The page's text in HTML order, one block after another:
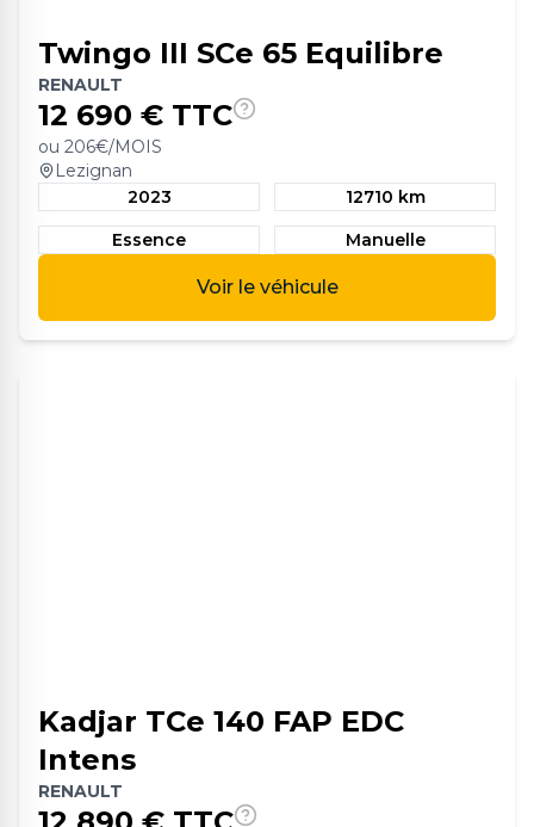
Twingo III SCe 65 Equilibre
RENAULT
12 690 € TTC
ou 206€/MOIS
Lezignan
2023
12710 km
Essence
Manuelle
Voir le véhicule
Kadjar TCe 140 FAP EDC
Intens
RENAULT